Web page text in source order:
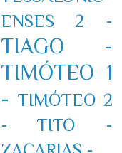
ENSES 2 -
TIAGO -
TIMÓTEO 1
- TIMÓTEO 2
-
TITO -